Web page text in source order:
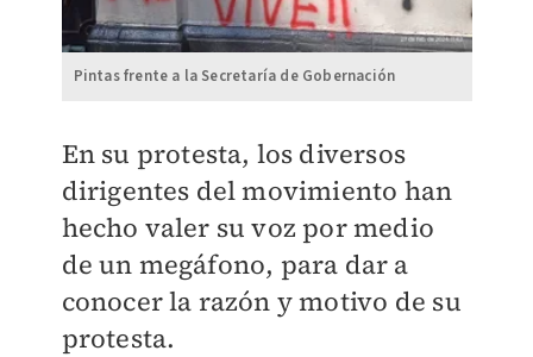
Pintas frente a la Secretaría de Gobernación
En su protesta, los diversos
dirigentes del movimiento han
hecho valer su voz por medio
de un megáfono, para dar a
conocer la razón y motivo de su
protesta.